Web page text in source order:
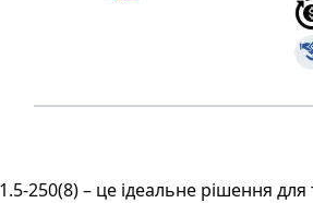
250(8) – це ідеальне рішення